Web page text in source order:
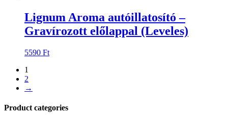
Lignum Aroma autóillatosító –
Gravírozott előlappal (Leveles)
5590 Ft
1
2
→
Product categories